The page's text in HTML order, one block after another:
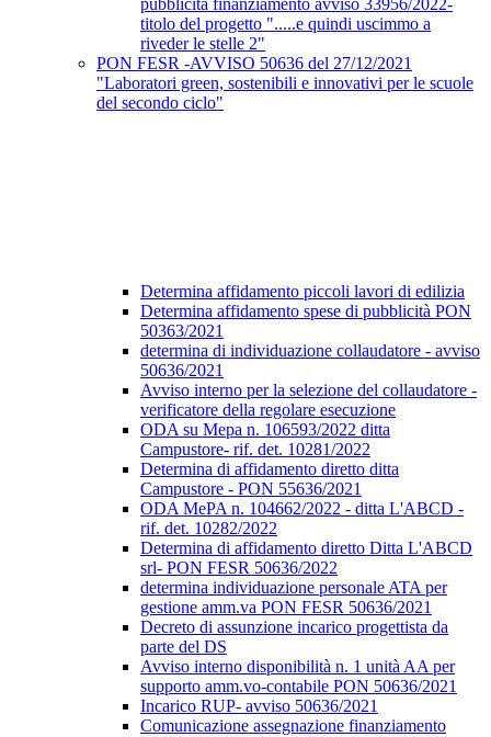
pubblicità finanziamento avviso 33956/2022-
titolo del progetto ".....e quindi uscimmo a
riveder le stelle 2"
PON FESR -AVVISO 50636 del 27/12/2021
"Laboratori green, sostenibili e innovativi per le scuole
del secondo ciclo"
Determina affidamento piccoli lavori di edilizia
Determina affidamento spese di pubblicità PON
50363/2021
determina di individuazione collaudatore - avviso
50636/2021
Avviso interno per la selezione del collaudatore -
verificatore della regolare esecuzione
ODA su Mepa n. 106593/2022 ditta
Campustore- rif. det. 10281/2022
Determina di affidamento diretto ditta
Campustore - PON 55636/2021
ODA MePA n. 104662/2022 - ditta L'ABCD -
rif. det. 10282/2022
Determina di affidamento diretto Ditta L'ABCD
srl- PON FESR 50636/2022
determina individuazione personale ATA per
gestione amm.va PON FESR 50636/2021
Decreto di assunzione incarico progettista da
parte del DS
Avviso interno disponibilità n. 1 unità AA per
supporto amm.vo-contabile PON 50636/2021
Incarico RUP- avviso 50636/2021
Comunicazione assegnazione finanziamento